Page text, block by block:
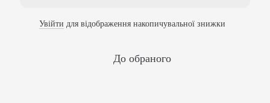
Увійти для відображення накопичувальної знижки
До обраного